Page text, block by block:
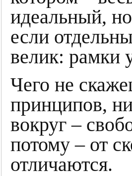
идеальный,
если
велик: рамки
Чего не
принципов,
вокруг –
потому – от
отличаются.